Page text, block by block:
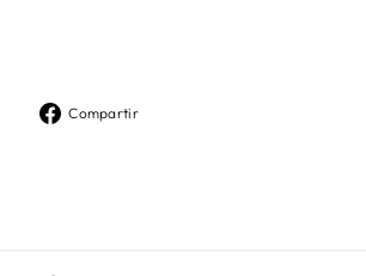
Compartir